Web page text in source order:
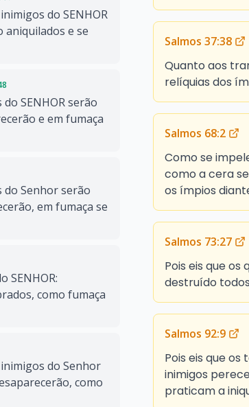
do SENHOR
aniquilados e se
SENHOR serão
e em fumaça
do Senhor serão
em fumaça se
SENHOR:
como fumaça
do Senhor
como
Salmos 37:38
Quanto aos
relíquias dos
Salmos 68:2
Como se
como a cera
os ímpios
Salmos 73:27
Pois eis que
destruído
Salmos 92:9
Pois eis que os
inimigos
praticam a